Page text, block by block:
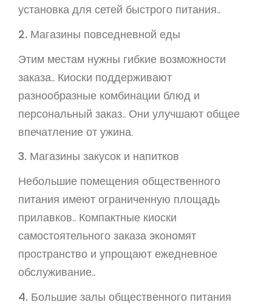
установка для сетей быстрого питания..
2. Магазины повседневной еды
Этим местам нужны гибкие возможности
заказа.. Киоски поддерживают
разнообразные комбинации блюд и
персональный заказ.. Они улучшают общее
впечатление от ужина.
3. Магазины закусок и напитков
Небольшие помещения общественного
питания имеют ограниченную площадь
прилавков.. Компактные киоски
самостоятельного заказа экономят
пространство и упрощают ежедневное
обслуживание..
4. Большие залы общественного питания